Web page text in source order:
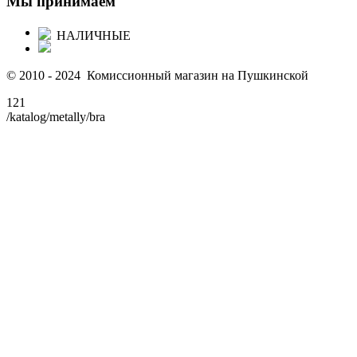
НАЛИЧНЫЕ
© 2010 - 2024 Комиссионный магазин на Пушкинской
121
/katalog/metally/bra